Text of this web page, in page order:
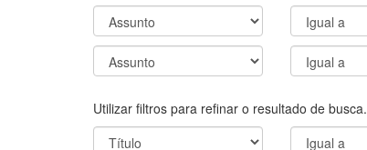
Utilizar filtros para refinar o resultado de busca.